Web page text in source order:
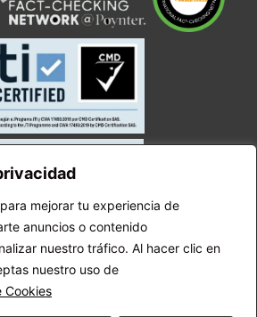
mejorar tu experiencia de
anuncios o contenido
nuestro tráfico. Al hacer clic en
nuestro uso de
Cookies
2025.